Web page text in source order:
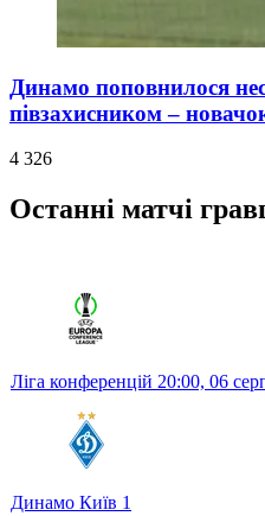
Динамо поповнилося
півзахисником –
4 326
Останні матчі
Ліга конференцій 20:00, 06
Динамо Київ 1